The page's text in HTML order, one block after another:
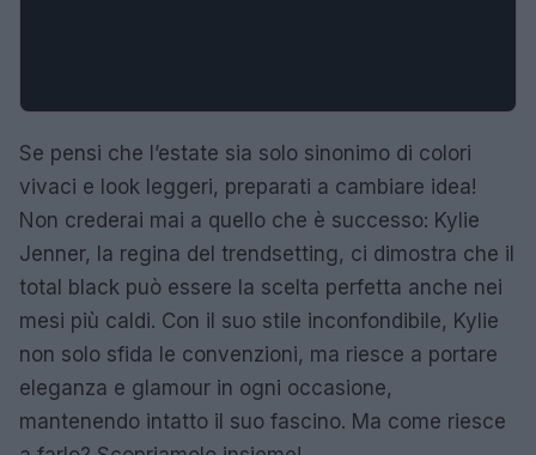
Se pensi che l’estate sia solo sinonimo di colori
vivaci e look leggeri, preparati a cambiare idea!
Non crederai mai a quello che è successo: Kylie
Jenner, la regina del trendsetting, ci dimostra che il
total black può essere la scelta perfetta anche nei
mesi più caldi. Con il suo stile inconfondibile, Kylie
non solo sfida le convenzioni, ma riesce a portare
eleganza e glamour in ogni occasione,
mantenendo intatto il suo fascino. Ma come riesce